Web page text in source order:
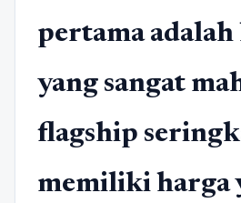
pertama adalah
yang sangat
flagship
memiliki harga